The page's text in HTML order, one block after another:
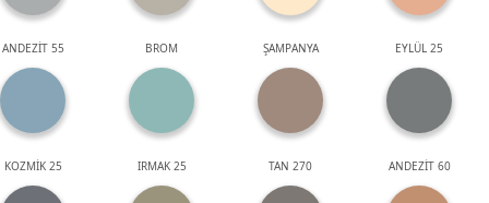
ANDEZİT 55 BROM ŞAMPANYA EYLÜL 25
KOZMİK 25 IRMAK 25 TAN 270 ANDEZİT 60